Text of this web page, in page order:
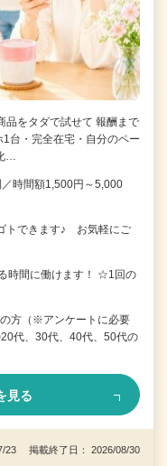
をタダで試せて 報酬まで
台・完全在宅・自分のペー
…
時間額1,500円～5,000
トできます♪ お気軽にご
時間に働けます！ ☆1回の
方（※アンケートに必要
代、30代、40代、50代の
見る
23 掲載終了日： 2026/08/30